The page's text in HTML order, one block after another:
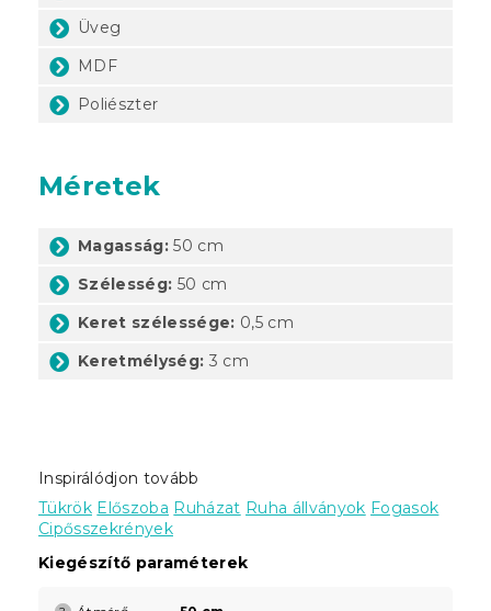
Üveg
MDF
Poliészter
Méretek
Magasság: 50 cm
Szélesség: 50 cm
Keret szélessége: 0,5 cm
Keretmélység: 3 cm
Inspirálódjon tovább
Tükrök Előszoba Ruházat Ruha állványok Fogasok
Cipősszekrények
Kiegészítő paraméterek